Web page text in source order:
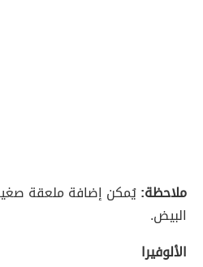
ملاحظة:يُمكن إضافة ملعقة
البيض.
الألوفيرا